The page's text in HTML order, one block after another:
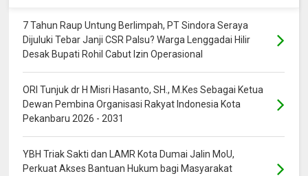
7 Tahun Raup Untung Berlimpah, PT Sindora Seraya
Dijuluki Tebar Janji CSR Palsu? Warga Lenggadai Hilir
Desak Bupati Rohil Cabut Izin Operasional
ORI Tunjuk dr H Misri Hasanto, SH., M.Kes Sebagai Ketua
Dewan Pembina Organisasi Rakyat Indonesia Kota
Pekanbaru 2026 - 2031
YBH Triak Sakti dan LAMR Kota Dumai Jalin MoU,
Perkuat Akses Bantuan Hukum bagi Masyarakat